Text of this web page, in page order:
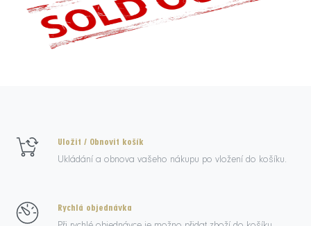
Uložit / Obnovit košík
Ukládání a obnova vašeho nákupu po vložení do košíku.
Rychlá objednávka